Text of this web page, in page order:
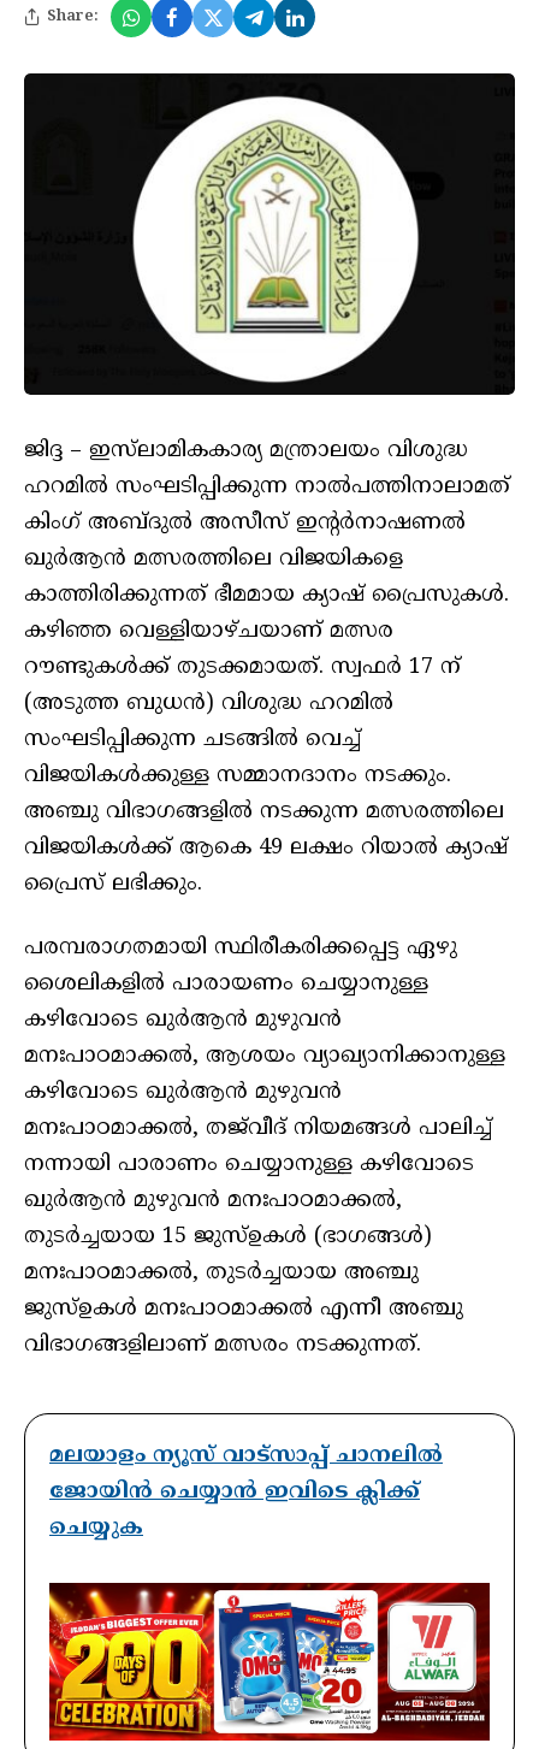
Share:
ജിദ്ദ – ഇസ്‌ലാമികകാര്യ മന്ത്രാലയം വിശുദ്ധ
ഹറമില്‍ സംഘടിപ്പിക്കുന്ന നാല്‍പത്തിനാലാമത്
കിംഗ് അബ്ദുല്‍ അസീസ് ഇന്റര്‍നാഷണല്‍
ഖുര്‍ആന്‍ മത്സരത്തിലെ വിജയികളെ
കാത്തിരിക്കുന്നത് ഭീമമായ ക്യാഷ് പ്രൈസുകള്‍.
കഴിഞ്ഞ വെള്ളിയാഴ്ചയാണ് മത്സര
റൗണ്ടുകള്‍ക്ക് തുടക്കമായത്. സ്വഫര്‍ 17 ന്
(അടുത്ത ബുധന്‍) വിശുദ്ധ ഹറമില്‍
സംഘടിപ്പിക്കുന്ന ചടങ്ങില്‍ വെച്ച്
വിജയികള്‍ക്കുള്ള സമ്മാനദാനം നടക്കും.
അഞ്ചു വിഭാഗങ്ങളില്‍ നടക്കുന്ന മത്സരത്തിലെ
വിജയികള്‍ക്ക് ആകെ 49 ലക്ഷം റിയാല്‍ ക്യാഷ്
പ്രൈസ് ലഭിക്കും.
പരമ്പരാഗതമായി സ്ഥിരീകരിക്കപ്പെട്ട ഏഴു
ശൈലികളില്‍ പാരായണം ചെയ്യാനുള്ള
കഴിവോടെ ഖുര്‍ആന്‍ മുഴുവന്‍
മനഃപാഠമാക്കല്‍, ആശയം വ്യാഖ്യാനിക്കാനുള്ള
കഴിവോടെ ഖുര്‍ആന്‍ മുഴുവന്‍
മനഃപാഠമാക്കല്‍, തജ്‌വീദ് നിയമങ്ങള്‍ പാലിച്ച്
നന്നായി പാരാണം ചെയ്യാനുള്ള കഴിവോടെ
ഖുര്‍ആന്‍ മുഴുവന്‍ മനഃപാഠമാക്കല്‍,
തുടര്‍ച്ചയായ 15 ജുസ്ഉകള്‍ (ഭാഗങ്ങള്‍)
മനഃപാഠമാക്കല്‍, തുടര്‍ച്ചയായ അഞ്ചു
ജുസ്ഉകള്‍ മനഃപാഠമാക്കല്‍ എന്നീ അഞ്ചു
വിഭാഗങ്ങളിലാണ് മത്സരം നടക്കുന്നത്.
മലയാളം ന്യൂസ് വാട്സാപ്പ് ചാനലിൽ
ജോയിൻ ചെയ്യാൻ ഇവിടെ ക്ലിക്ക്
ചെയ്യുക